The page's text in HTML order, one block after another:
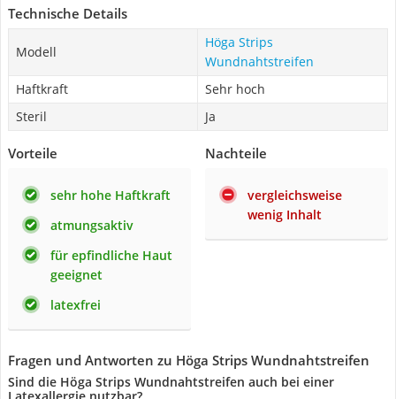
Technische Details
Modell
Höga Strips
Wundnahtstreifen
Haftkraft
Sehr hoch
Steril
Ja
Vorteile
sehr hohe Haftkraft
atmungsaktiv
für epfindliche Haut
geeignet
latexfrei
Nachteile
vergleichsweise
wenig Inhalt
Fragen und Antworten zu Höga Strips Wundnahtstreifen
Sind die Höga Strips Wundnahtstreifen auch bei einer